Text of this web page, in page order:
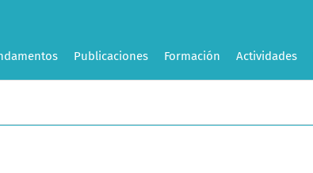
Publicaciones Formación Actividades